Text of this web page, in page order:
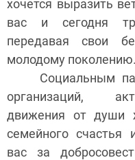
хочется выразить
вас и сегодня
передавая свои
молодому поколению.
Социальным
организаций,
движения от души
семейного счастья
вас за